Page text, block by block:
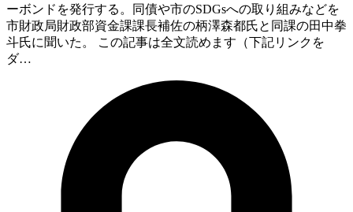
ーボンドを発行する。同債や市のSDGsへの取り組みなどを
市財政局財政部資金課課長補佐の柄澤森都氏と同課の田中拳
斗氏に聞いた。 この記事は全文読めます（下記リンクを
ダ…